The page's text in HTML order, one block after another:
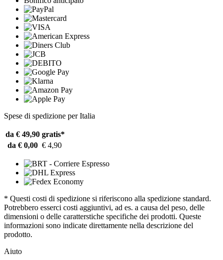
Spese di spedizione per Italia
da € 49,90 gratis*
da € 0,00 € 4,90
* Questi costi di spedizione si riferiscono alla spedizione standard.
Potrebbero esserci costi aggiuntivi, ad es. a causa del peso, delle
dimensioni o delle caratterstiche specifiche dei prodotti. Queste
informazioni sono indicate direttamente nella descrizione del
prodotto.
Aiuto